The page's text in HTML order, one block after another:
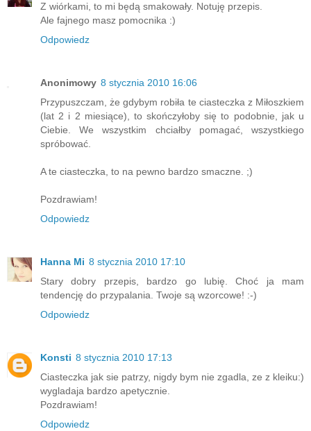
Z wiórkami, to mi będą smakowały. Notuję przepis.
Ale fajnego masz pomocnika :)
Odpowiedz
Anonimowy 8 stycznia 2010 16:06
Przypuszczam, że gdybym robiła te ciasteczka z Miłoszkiem
(lat 2 i 2 miesiące), to skończyłoby się to podobnie, jak u
Ciebie. We wszystkim chciałby pomagać, wszystkiego
spróbować.
A te ciasteczka, to na pewno bardzo smaczne. ;)
Pozdrawiam!
Odpowiedz
Hanna Mi 8 stycznia 2010 17:10
Stary dobry przepis, bardzo go lubię. Choć ja mam
tendencję do przypalania. Twoje są wzorcowe! :-)
Odpowiedz
Konsti 8 stycznia 2010 17:13
Ciasteczka jak sie patrzy, nigdy bym nie zgadla, ze z kleiku:)
wygladaja bardzo apetycznie.
Pozdrawiam!
Odpowiedz